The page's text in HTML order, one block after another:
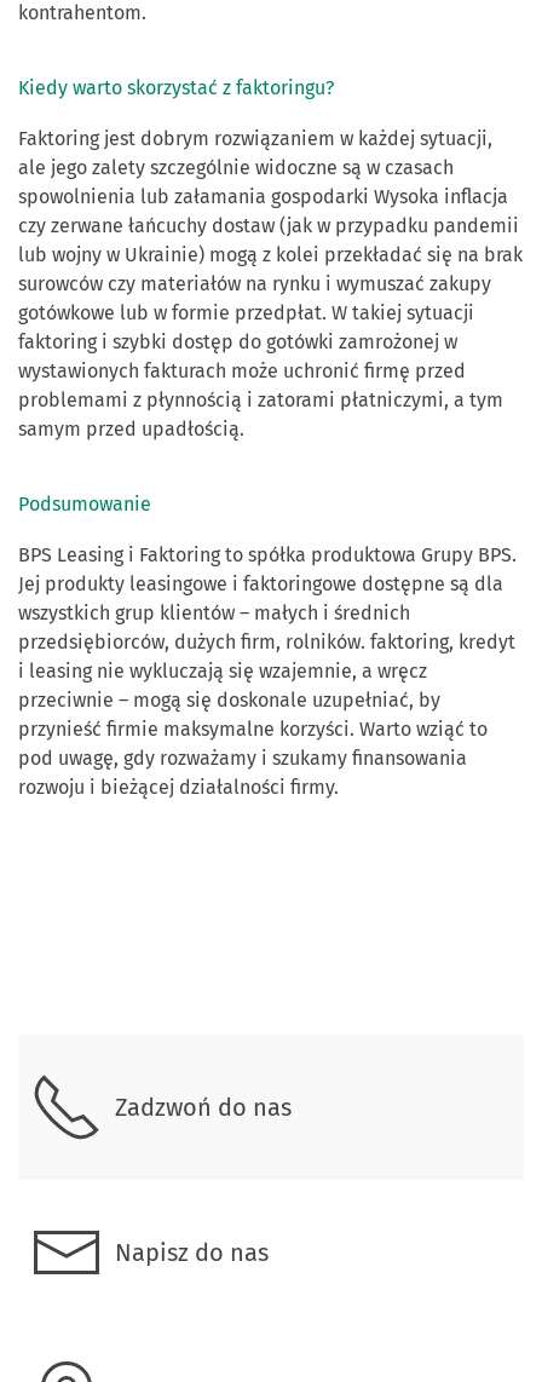
kontrahentom.
Kiedy warto skorzystać z faktoringu?
Faktoring jest dobrym rozwiązaniem w każdej sytuacji,
ale jego zalety szczególnie widoczne są w czasach
spowolnienia lub załamania gospodarki Wysoka inflacja
czy zerwane łańcuchy dostaw (jak w przypadku pandemii
lub wojny w Ukrainie) mogą z kolei przekładać się na brak
surowców czy materiałów na rynku i wymuszać zakupy
gotówkowe lub w formie przedpłat. W takiej sytuacji
faktoring i szybki dostęp do gotówki zamrożonej w
wystawionych fakturach może uchronić firmę przed
problemami z płynnością i zatorami płatniczymi, a tym
samym przed upadłością.
Podsumowanie
BPS Leasing i Faktoring to spółka produktowa Grupy BPS.
Jej produkty leasingowe i faktoringowe dostępne są dla
wszystkich grup klientów – małych i średnich
przedsiębiorców, dużych firm, rolników. faktoring, kredyt
i leasing nie wykluczają się wzajemnie, a wręcz
przeciwnie – mogą się doskonale uzupełniać, by
przynieść firmie maksymalne korzyści. Warto wziąć to
pod uwagę, gdy rozważamy i szukamy finansowania
rozwoju i bieżącej działalności firmy.
Zadzwoń do nas
Napisz do nas